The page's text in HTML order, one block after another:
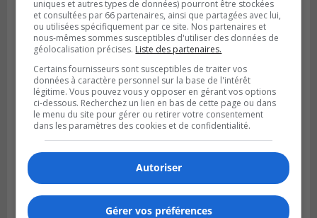
LONGUEUIL
Publié le 26 juillet 2026 à 15h54
Le Marché saisonnier de Longueuil débute
sa troisième édition
uniques et autres types de données) pourront être stockées
et consultées par 66 partenaires, ainsi que partagées avec lui,
ou utilisées spécifiquement par ce site. Nos partenaires et
nous-mêmes sommes susceptibles d'utiliser des données de
géolocalisation précises. Liste des partenaires.
Certains fournisseurs sont susceptibles de traiter vos
données à caractère personnel sur la base de l'intérêt
légitime. Vous pouvez vous y opposer en gérant vos options
ci-dessous. Recherchez un lien en bas de cette page ou dans
le menu du site pour gérer ou retirer votre consentement
dans les paramètres des cookies et de confidentialité.
Autoriser
Gérer vos préférences